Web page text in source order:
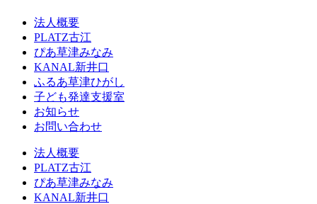
法人概要
PLATZ古江
ぴあ草津みなみ
KANAL新井口
ふるあ草津ひがし
子ども発達支援室
お知らせ
お問い合わせ
法人概要
PLATZ古江
ぴあ草津みなみ
KANAL新井口